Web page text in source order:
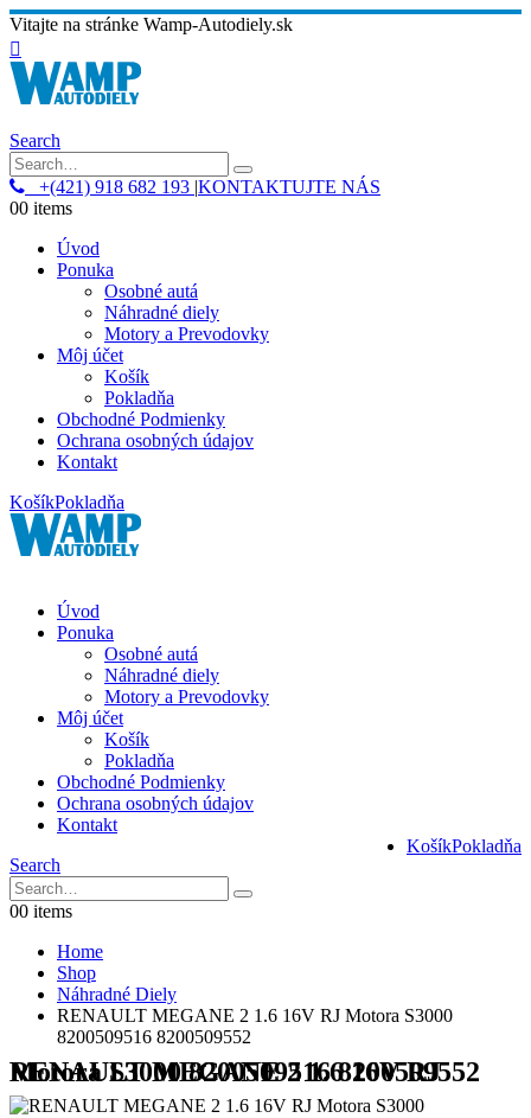
Vitajte na stránke Wamp-Autodiely.sk
Search
+(421) 918 682 193 |KONTAKTUJTE NÁS
00 items
Úvod
Ponuka
Osobné autá
Náhradné diely
Motory a Prevodovky
Môj účet
Košík
Pokladňa
Obchodné Podmienky
Ochrana osobných údajov
Kontakt
KošíkPokladňa
Úvod
Ponuka
Osobné autá
Náhradné diely
Motory a Prevodovky
Môj účet
Košík
Pokladňa
Obchodné Podmienky
Ochrana osobných údajov
Kontakt
KošíkPokladňa
Search
00 items
Home
Shop
Náhradné Diely
RENAULT MEGANE 2 1.6 16V RJ Motora S3000
8200509516 8200509552
RENAULT MEGANE 2 1.6 16V RJ Motora S3000 8200509516 8200509552